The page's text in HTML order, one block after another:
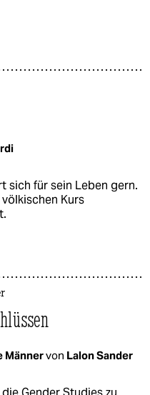
sich für sein Leben gern.
Kurs
Männervon Lalon Sander